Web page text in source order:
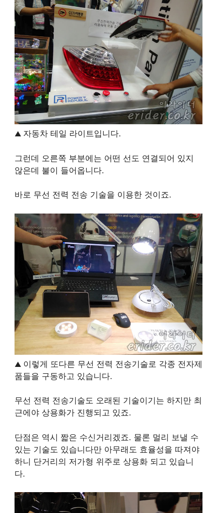
▲ 자동차 테일 라이트입니다.
그런데 오른쪽 부분에는 어떤 선도 연결되어 있지
않은데 불이 들어옵니다.
바로 무선 전력 전송 기술을 이용한 것이죠.
▲ 이렇게 또다른 무선 전력 전송기술로 각종 전자제
품들을 구동하고 있습니다.
무선 전력 전송기술도 오래된 기술이기는 하지만 최
근에야 상용화가 진행되고 있죠.
단점은 역시 짧은 수신거리겠죠. 물론 멀리 보낼 수
있는 기술도 있습니다만 아무래도 효율성을 따져야
하니 단거리의 저가형 위주로 상용화 되고 있습니
다.